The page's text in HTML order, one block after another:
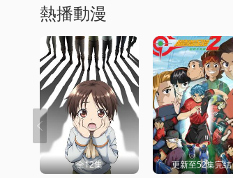
熱播動漫
全12集 更新至52集完结